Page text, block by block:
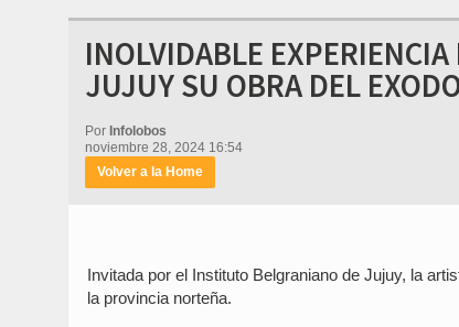
INOLVIDABLE
JUJUY SU OBRA DEL
Por Infolobos
noviembre 28, 2024 16:54
Volver a la Home
Invitada por el Instituto Belgraniano de Jujuy, la
la provincia norteña.